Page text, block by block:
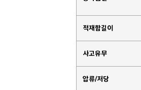
적재함길이
사고유무
압류/저당